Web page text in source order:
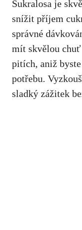
Sukralosa je
snížit příjem
správné
mít skvělou
pitích, aniž
potřebu.
sladký zážitek